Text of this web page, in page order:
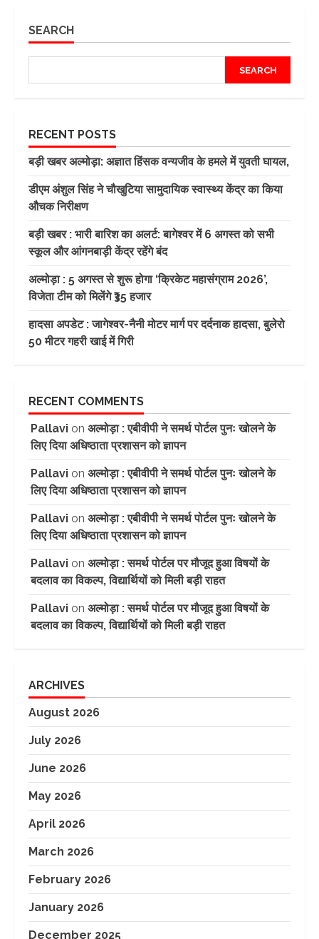
SEARCH
SEARCH
RECENT POSTS
बड़ी खबर अल्मोड़ा: अज्ञात हिंसक वन्यजीव के हमले में युवती घायल,
डीएम अंशुल सिंह ने चौखुटिया सामुदायिक स्वास्थ्य केंद्र का किया
औचक निरीक्षण
बड़ी खबर : भारी बारिश का अलर्ट: बागेश्वर में 6 अगस्त को सभी
स्कूल और आंगनबाड़ी केंद्र रहेंगे बंद
अल्मोड़ा : 5 अगस्त से शुरू होगा ‘क्रिकेट महासंग्राम 2026’,
विजेता टीम को मिलेंगे ₹35 हजार
हादसा अपडेट : जागेश्वर-नैनी मोटर मार्ग पर दर्दनाक हादसा, बुलेरो
50 मीटर गहरी खाई में गिरी
RECENT COMMENTS
Pallavi on अल्मोड़ा : एबीवीपी ने समर्थ पोर्टल पुनः खोलने के
लिए दिया अधिष्ठाता प्रशासन को ज्ञापन
Pallavi on अल्मोड़ा : एबीवीपी ने समर्थ पोर्टल पुनः खोलने के
लिए दिया अधिष्ठाता प्रशासन को ज्ञापन
Pallavi on अल्मोड़ा : एबीवीपी ने समर्थ पोर्टल पुनः खोलने के
लिए दिया अधिष्ठाता प्रशासन को ज्ञापन
Pallavi on अल्मोड़ा : समर्थ पोर्टल पर मौजूद हुआ विषयों के
बदलाव का विकल्प, विद्यार्थियों को मिली बड़ी राहत
Pallavi on अल्मोड़ा : समर्थ पोर्टल पर मौजूद हुआ विषयों के
बदलाव का विकल्प, विद्यार्थियों को मिली बड़ी राहत
ARCHIVES
August 2026
July 2026
June 2026
May 2026
April 2026
March 2026
February 2026
January 2026
December 2025